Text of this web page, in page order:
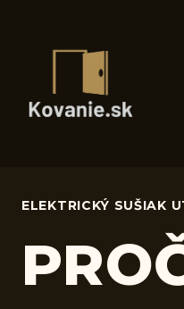
ELEKTRICKÝ SUŠIAK